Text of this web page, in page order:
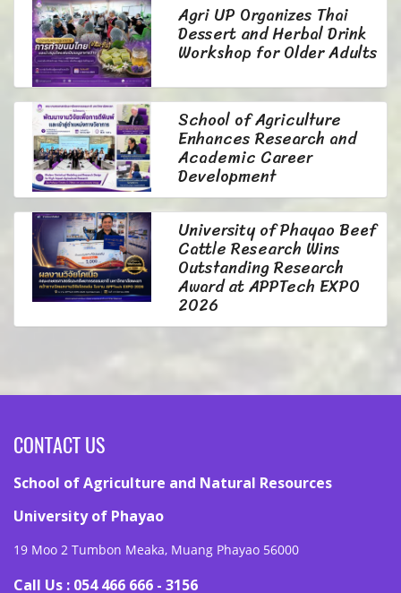
Agri UP Organizes Thai
Dessert and Herbal Drink
Workshop for Older Adults
School of Agriculture
Enhances Research and
Academic Career
Development
University of Phayao Beef
Cattle Research Wins
Outstanding Research
Award at APPTech EXPO
2026
CONTACT US
School of Agriculture and Natural Resources
University of Phayao
19 Moo 2 Tumbon Meaka, Muang Phayao 56000
Call Us : 054 466 666 - 3156